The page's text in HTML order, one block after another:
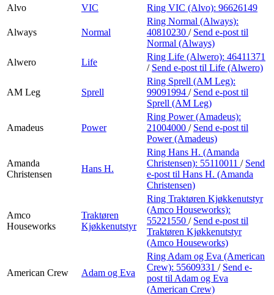
Alvo
VIC Ring VIC (Alvo): 96626149
Always Normal
Ring Normal (Always):
40810230 / Send e-post til
Normal (Always)
Alwero
Life
Ring Life (Alwero): 46411371
/ Send e-post til Life (Alwero)
AM Leg Sprell
Ring Sprell (AM Leg):
99091994 / Send e-post til
Sprell (AM Leg)
Amadeus Power
Ring Power (Amadeus):
21004000 / Send e-post til
Power (Amadeus)
Amanda
Christensen
Hans H.
Ring Hans H. (Amanda
Christensen): 55110011 / Send
e-post til Hans H. (Amanda
Christensen)
Amco
Houseworks
Traktøren
Kjøkkenutstyr
Ring Traktøren Kjøkkenutstyr
(Amco Houseworks):
55221550 / Send e-post til
Traktøren Kjøkkenutstyr
(Amco Houseworks)
American Crew Adam og Eva
Ring Adam og Eva (American
Crew): 55609331 / Send e-
post til Adam og Eva
(American Crew)